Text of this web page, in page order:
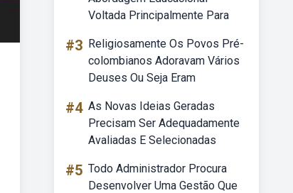
Voltada Principalmente Para
#3 Religiosamente Os Povos Pré-
colombianos Adoravam Vários
Deuses Ou Seja Eram
#4 As Novas Ideias Geradas
Precisam Ser Adequadamente
Avaliadas E Selecionadas
#5 Todo Administrador Procura
Desenvolver Uma Gestão Que